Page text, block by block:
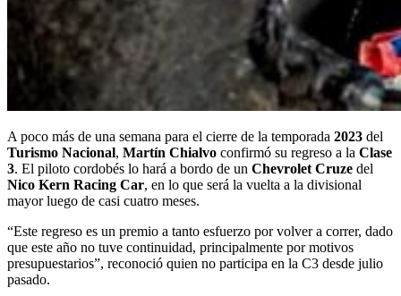
A poco más de una semana para el cierre de la temporada 2023 del
Turismo Nacional, Martín Chialvo confirmó su regreso a la Clase
3. El piloto cordobés lo hará a bordo de un Chevrolet Cruze del
Nico Kern Racing Car, en lo que será la vuelta a la divisional
mayor luego de casi cuatro meses.
“Este regreso es un premio a tanto esfuerzo por volver a correr, dado
que este año no tuve continuidad, principalmente por motivos
presupuestarios”, reconoció quien no participa en la C3 desde julio
pasado.